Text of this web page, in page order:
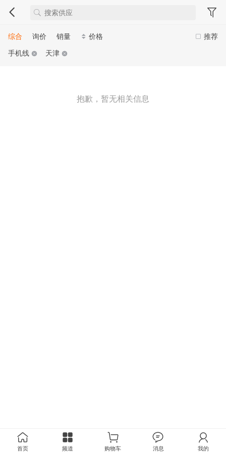
推荐
综合 询价 销量
价格
手机线
天津
抱歉，暂无相关信息
首页 频道 购物车 消息 我的